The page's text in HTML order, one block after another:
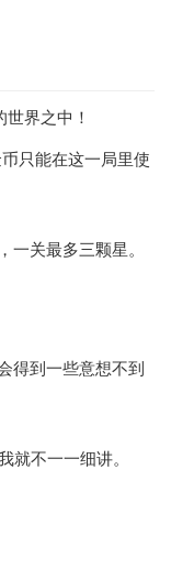
界之中！
只能在这一局里使
关最多三颗星。
得到一些意想不到
就不一一细讲。